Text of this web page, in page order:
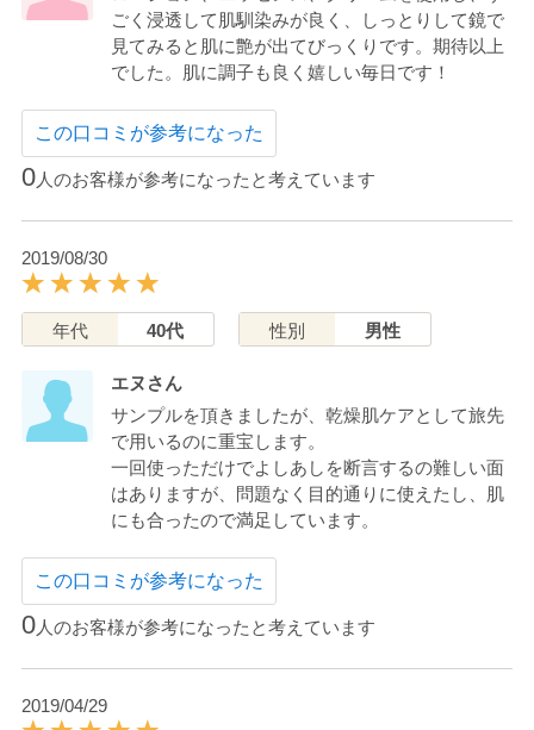
ごく浸透して肌馴染みが良く、しっとりして鏡で
見てみると肌に艶が出てびっくりです。期待以上
でした。肌に調子も良く嬉しい毎日です！
この口コミが参考になった
0人のお客様が参考になったと考えています
2019/08/30
年代 40代 性別 男性
エヌさん
サンプルを頂きましたが、乾燥肌ケアとして旅先
で用いるのに重宝します。
一回使っただけでよしあしを断言するの難しい面
はありますが、問題なく目的通りに使えたし、肌
にも合ったので満足しています。
この口コミが参考になった
0人のお客様が参考になったと考えています
2019/04/29